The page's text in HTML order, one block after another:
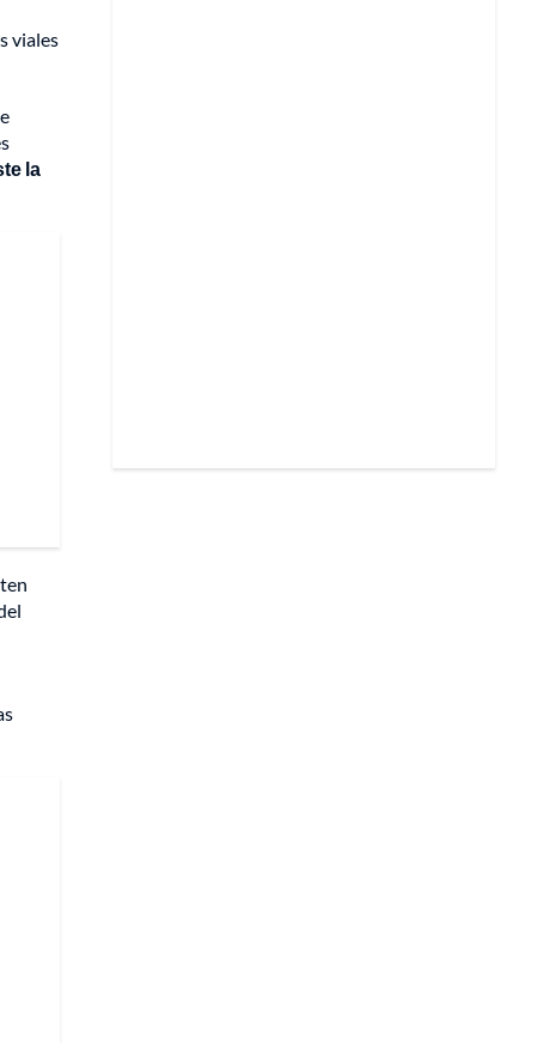
viales
la